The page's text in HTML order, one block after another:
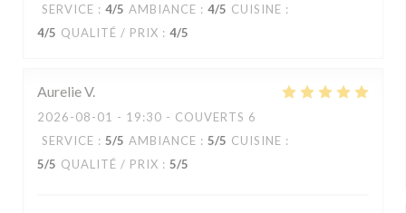
SERVICE : 4/5 AMBIANCE : 4/5 CUISINE :
4/5 QUALITÉ / PRIX : 4/5
AurelieV
2026-08-01 - 19:30 - COUVERTS 6
SERVICE : 5/5 AMBIANCE : 5/5 CUISINE :
5/5 QUALITÉ / PRIX : 5/5